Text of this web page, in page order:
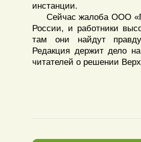
инстанции.
Сейчас жалоба ООО
России, и работники
там они найдут
Редакция держит дело
читателей о решении